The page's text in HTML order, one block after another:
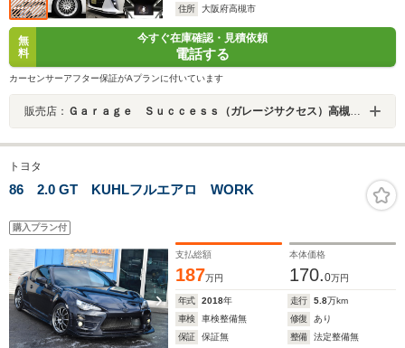
住所
大阪府高槻市
無
料
今すぐ在庫確認・見積依頼
電話する
カーセンサーアフター保証がAプランに付いています
販売店： Ｇａｒａｇｅ Ｓｕｃｃｅｓｓ（ガレージサクセス）高槻店 アルファード・ヴェルファイア・ノア・ヴォクシー専門店
トヨタ
86 2.0 GT KUHLフルエアロ WORK
購入プラン付
支払総額
187万円
本体価格
170.0万円
年式 2018年 走行 5.8万km
車検
車検整備無 修復
あり
保証
保証無 整備
法定整備無